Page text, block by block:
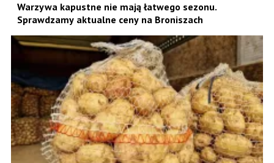
Warzywa kapustne nie mają łatwego sezonu.
Sprawdzamy aktualne ceny na Broniszach